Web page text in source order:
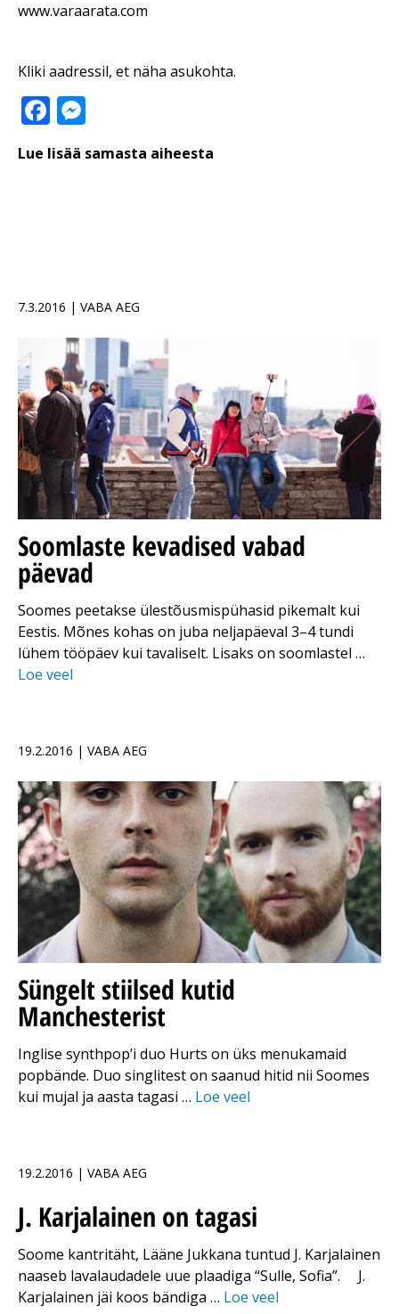
www.varaarata.com
Kliki aadressil, et näha asukohta.
Facebook
Lue lisää samasta aiheesta
7.3.2016 | VABA AEG
Soomlaste kevadised vabad
päevad
Soomes peetakse ülestõusmispühasid pikemalt kui
Eestis. Mõnes kohas on juba neljapäeval 3–4 tundi
lühem tööpäev kui tavaliselt. Lisaks on soomlastel …
Loe veel
19.2.2016 | VABA AEG
Süngelt stiilsed kutid
Manchesterist
Inglise synthpop’i duo Hurts on üks menukamaid
popbände. Duo singlitest on saanud hitid nii Soomes
kui mujal ja aasta tagasi … Loe veel
19.2.2016 | VABA AEG
J. Karjalainen on tagasi
Soome kantritäht, Lääne Jukkana tuntud J. Karjalainen
naaseb lavalaudadele uue plaadiga “Sulle, Sofia”. J.
Karjalainen jäi koos bändiga … Loe veel